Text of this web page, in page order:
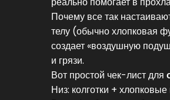
Почему все так
телу (обычно хлопковая
создает «воздушную
и грязи.
Вот простой чек-лист для
Низ: колготки +